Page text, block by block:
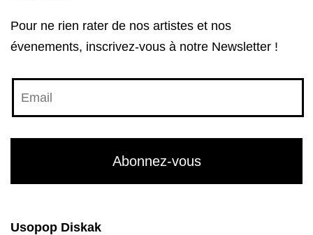
Pour ne rien rater de nos artistes et nos
évenements, inscrivez-vous à notre Newsletter !
Usopop Diskak